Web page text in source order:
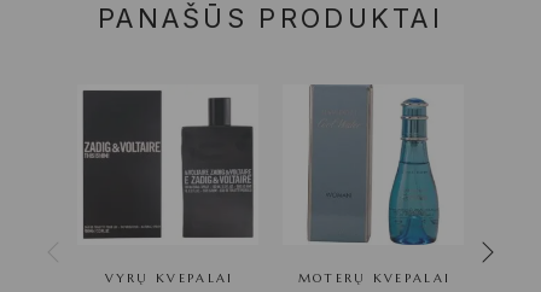
PANAŠŪS PRODUKTAI
VYRŲ KVEPALAI
MOTERŲ KVEPALAI